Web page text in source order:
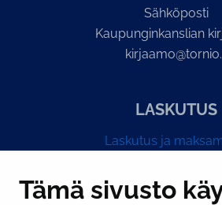
Tämä sivusto
Sähköposti
Kaupunginkanslian
LASKUTUS
Laskutus ja